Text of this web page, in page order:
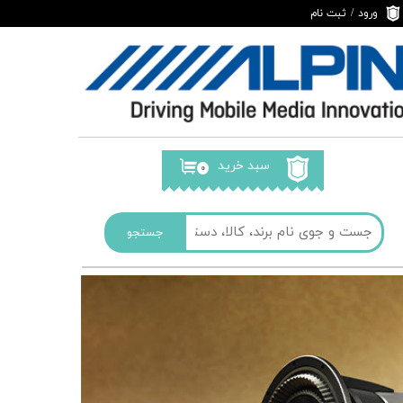
جستجو
ورود / ثبت نام
تغییر گذر واژه
سفارشات
خروج از حساب
۰ سبد خرید